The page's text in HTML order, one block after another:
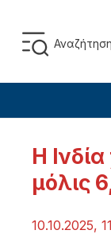
Η
μόλις
10.10.2025,